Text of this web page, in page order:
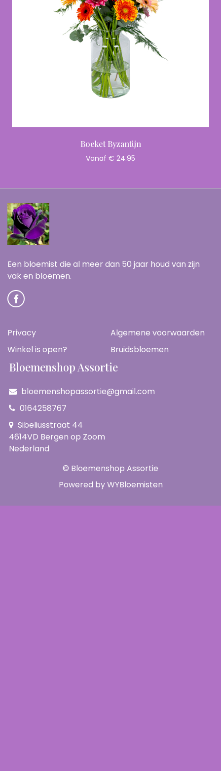
Boeket Byzantijn
Vanaf € 24.95
Een bloemist die al meer dan 50 jaar houd van zijn
vak en bloemen.
Privacy
Algemene voorwaarden
Winkel is open?
Bruidsbloemen
Bloemenshop Assortie
bloemenshopassortie@gmail.com
0164258767
Sibeliusstraat 44
4614VD Bergen op Zoom
Nederland
© Bloemenshop Assortie
Powered byWYBloemisten